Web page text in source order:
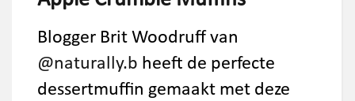
Blogger Brit Woodruff van
@naturally.b heeft de perfecte
dessertmuffin gemaakt met deze